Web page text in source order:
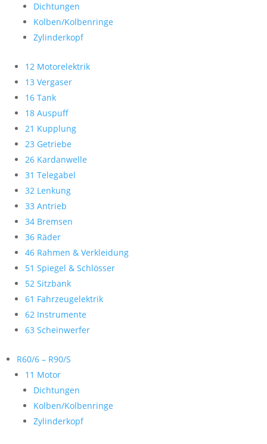
Dichtungen
Kolben/Kolbenringe
Zylinderkopf
12 Motorelektrik
13 Vergaser
16 Tank
18 Auspuff
21 Kupplung
23 Getriebe
26 Kardanwelle
31 Telegabel
32 Lenkung
33 Antrieb
34 Bremsen
36 Räder
46 Rahmen & Verkleidung
51 Spiegel & Schlösser
52 Sitzbank
61 Fahrzeugelektrik
62 Instrumente
63 Scheinwerfer
R60/6 – R90/S
11 Motor
Dichtungen
Kolben/Kolbenringe
Zylinderkopf